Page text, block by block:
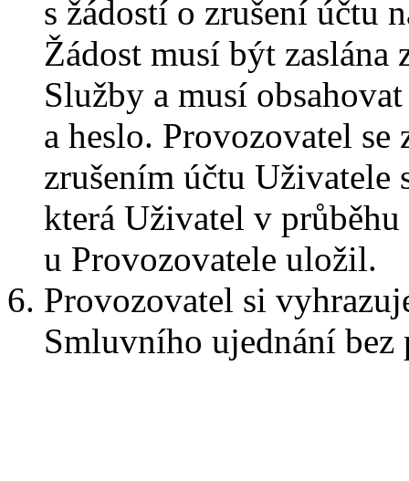
s žádostí o zrušení účtu
Žádost musí být zaslána
Služby a musí
a heslo. Provozovatel se
zrušením účtu Uživatele
která Uživatel v
u Provozovatele uložil.
Provozovatel si
Smluvního ujednání